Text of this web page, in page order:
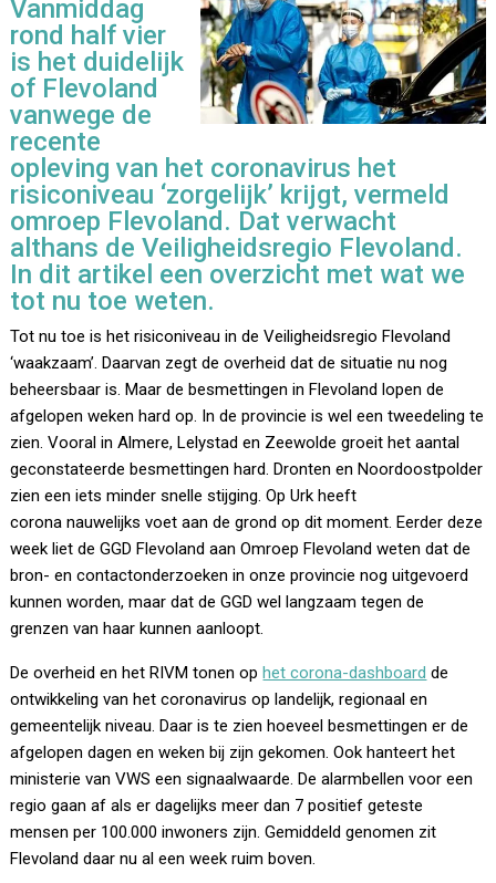
Vanmiddag
rond half vier
is het duidelijk
of Flevoland
vanwege de
recente
opleving van het coronavirus het
risiconiveau ‘zorgelijk’ krijgt, vermeld
omroep Flevoland. Dat verwacht
althans de Veiligheidsregio Flevoland.
In dit artikel een overzicht met wat we
tot nu toe weten.
Tot nu toe is het risiconiveau in de Veiligheidsregio Flevoland
‘waakzaam’. Daarvan zegt de overheid dat de situatie nu nog
beheersbaar is. Maar de besmettingen in Flevoland lopen de
afgelopen weken hard op. In de provincie is wel een tweedeling te
zien. Vooral in Almere, Lelystad en Zeewolde groeit het aantal
geconstateerde besmettingen hard. Dronten en Noordoostpolder
zien een iets minder snelle stijging. Op Urk heeft
corona nauwelijks voet aan de grond op dit moment. Eerder deze
week liet de GGD Flevoland aan Omroep Flevoland weten dat de
bron- en contactonderzoeken in onze provincie nog uitgevoerd
kunnen worden, maar dat de GGD wel langzaam tegen de
grenzen van haar kunnen aanloopt.
De overheid en het RIVM tonen ophet corona-dashboard de
ontwikkeling van het coronavirus op landelijk, regionaal en
gemeentelijk niveau. Daar is te zien hoeveel besmettingen er de
afgelopen dagen en weken bij zijn gekomen. Ook hanteert het
ministerie van VWS een signaalwaarde. De alarmbellen voor een
regio gaan af als er dagelijks meer dan 7 positief geteste
mensen per 100.000 inwoners zijn. Gemiddeld genomen zit
Flevoland daar nu al een week ruim boven.